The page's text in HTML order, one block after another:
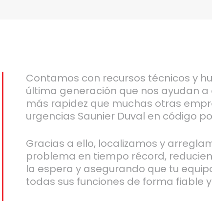
Contamos con recursos técnicos y
última generación que nos ayudan
más rapidez que muchas otras
urgencias Saunier Duval en código
Gracias a ello, localizamos y
problema en tiempo récord,
la espera y asegurando que tu
todas sus funciones de forma fiable